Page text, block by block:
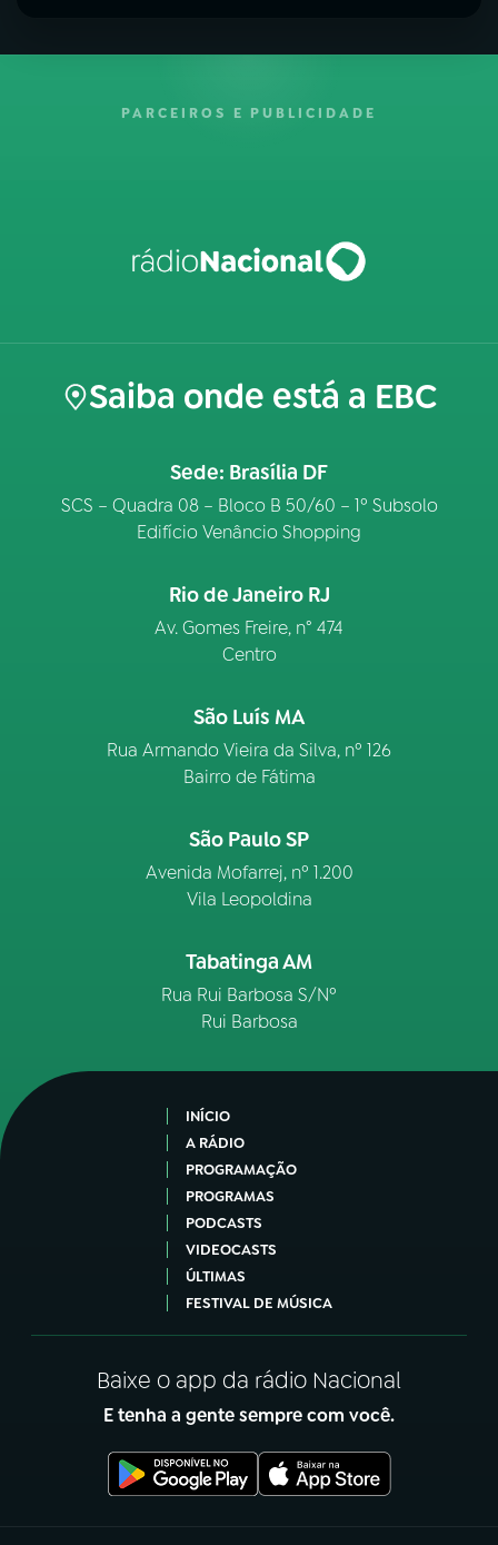
PARCEIROS E PUBLICIDADE
Saiba onde está a EBC
Sede: Brasília DF
SCS – Quadra 08 – Bloco B 50/60 – 1º Subsolo
Edifício Venâncio Shopping
Rio de Janeiro RJ
Av. Gomes Freire, n° 474
Centro
São Luís MA
Rua Armando Vieira da Silva, nº 126
Bairro de Fátima
São Paulo SP
Avenida Mofarrej, nº 1.200
Vila Leopoldina
Tabatinga AM
Rua Rui Barbosa S/Nº
Rui Barbosa
INÍCIO
A RÁDIO
PROGRAMAÇÃO
PROGRAMAS
PODCASTS
VIDEOCASTS
ÚLTIMAS
FESTIVAL DE MÚSICA
Baixe o app da rádio Nacional
E tenha a gente sempre com você.